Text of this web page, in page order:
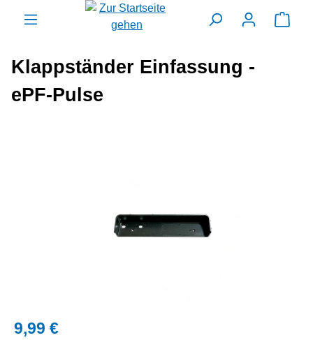
springen
Klappständer Einfassung -
ePF-Pulse
9,99 €